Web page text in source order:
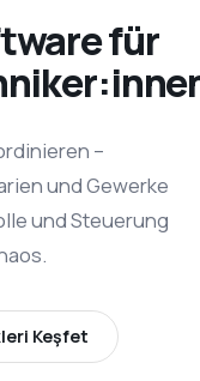
für
–
und Gewerke
und Steuerung
Keşfet